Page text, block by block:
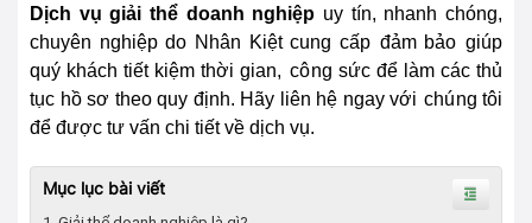
Dịch vụ giải thể doanh nghiệp uy tín, nhanh chóng,
chuyên nghiệp do Nhân Kiệt cung cấp đảm bảo giúp
quý khách tiết kiệm thời gian, công sức để làm các thủ
tục hồ sơ theo quy định. Hãy liên hệ ngay với chúng tôi
để được tư vấn chi tiết về dịch vụ.
Mục lục bài viết